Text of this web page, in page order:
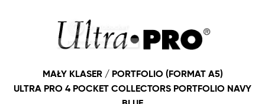
MAŁY KLASER / PORTFOLIO (FORMAT A5)
ULTRA PRO 4 POCKET COLLECTORS PORTFOLIO NAVY